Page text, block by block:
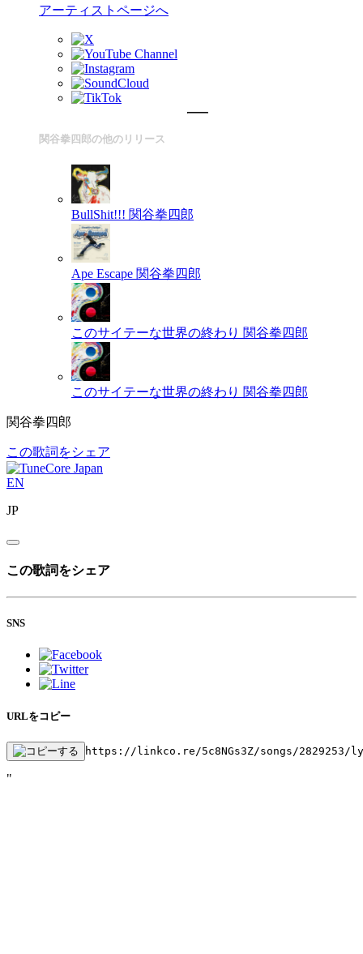
アーティストページへ
関谷拳四郎の他のリリース
BullShit!!! 関谷拳四郎
Ape Escape 関谷拳四郎
このサイテーな世界の終わり 関谷拳四郎
このサイテーな世界の終わり 関谷拳四郎
関谷拳四郎
この歌詞をシェア
EN
JP
この歌詞をシェア
SNS
URLをコピー
https://linkco.re/5c8NGs3Z/songs/2829253/
"